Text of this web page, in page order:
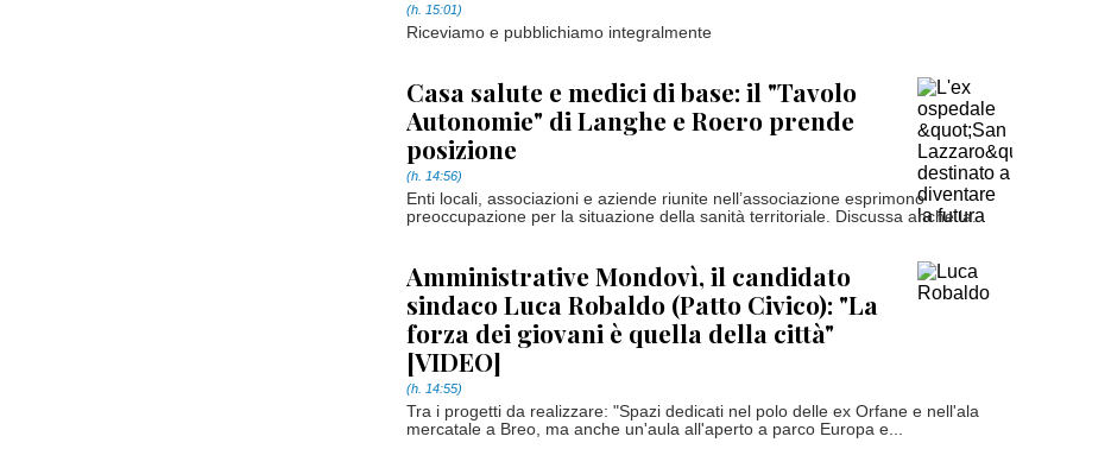
(h. 15:01)
Riceviamo e pubblichiamo integralmente
Casa salute e medici di base: il "Tavolo
Autonomie" di Langhe e Roero prende
posizione
(h. 14:56)
Enti locali, associazioni e aziende riunite nell’associazione esprimono
preoccupazione per la situazione della sanità territoriale. Discussa anche la...
Amministrative Mondovì, il candidato
sindaco Luca Robaldo (Patto Civico): "La
forza dei giovani è quella della città"
[VIDEO]
(h. 14:55)
Tra i progetti da realizzare: "Spazi dedicati nel polo delle ex Orfane e nell'ala
mercatale a Breo, ma anche un'aula all'aperto a parco Europa e...